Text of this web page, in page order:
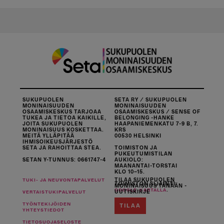
SUKUPUOLEN
MONINAISUUDEN
OSAAMISKESKUS TARJOAA
TUKEA JA TIETOA KAIKILLE,
JOITA SUKUPUOLEN
MONINAISUUS KOSKETTAA.
MEITÄ YLLÄPITÄÄ
IHMISOIKEUSJÄRJESTÖ
SETA JA RAHOITTAA STEA.
SETAN Y-TUNNUS: 0661747-4
SETA RY / SUKUPUOLEN
MONINAISUUDEN
OSAAMISKESKUS / SENSE OF
BELONGING -HANKE
HAAPANIEMENKATU 7-9 B, 7.
KRS
00530 HELSINKI
TOIMISTON JA
PUKEUTUMISTILAN
AUKIOLO:
MAANANTAI-TORSTAI
KLO 10–15.
TOIMISTON SIJAINTI
GOOGLE-KARTALLA.
TUKI- JA NEUVONTAPALVELUT
VERTAISTUKIPALVELUT
TYÖNTEKIJÖIDEN
YHTEYSTIEDOT
TIETOSUOJASELOSTE
TILAA SUKUPUOLEN
MONINAISUUS TÄNÄÄN -
UUTISKIRJE
TILAA